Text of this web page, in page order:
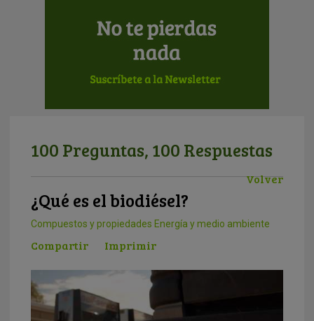
100 Preguntas, 100 Respuestas
Volver
¿Qué es el biodiésel?
Compuestos y propiedades Energía y medio ambiente
Compartir Imprimir